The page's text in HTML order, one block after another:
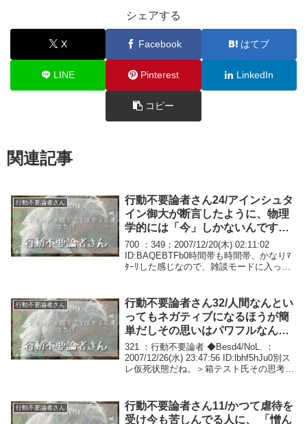
シェアする
X Facebook はてブ
LINE Pinterest LinkedIn
コピー
関連記事
行動不要論者さん
行動不要論者さん24/アインシュタ
イン御大が断言したように、物理
学的には「今」しかないんです
よ。
700 ：349：2007/12/20(木) 02:11:02
ID:BAQEBTFb0時間帯も時間帯、かなりﾏ
ﾀｰﾘした感じなので、雑談モードに入って
くじは時々買...
行動不要論者さん
行動不要論者さん32/人間なんとい
ってもネガティブになるほうが簡
単だしその思いはパワフルなんだ
と思う。
321 ：行動不要論者 ◆Besd4/NoL. ：
2007/12/26(水) 23:47:56 ID:lbhf5hJu0別ス
レ仮死状態だね。＞箱テスト氏その思考実
意...
行動不要論者さん
行動不要論者さん11/かつて虐待を
受け今も苦しんでる人に、 「憎ん